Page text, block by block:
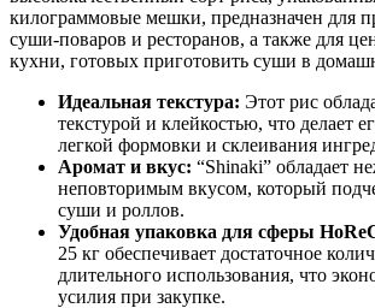
килограммовые мешки, предназначен для
суши-поваров и ресторанов, а также для
кухни, готовых приготовить суши в
Идеальная текстура: Этот рис
текстурой и клейкостью, что делает
легкой формовки и склеивания
Аромат и вкус: “Shinaki” обладает
неповторимым вкусом, который
суши и роллов.
Удобная упаковка для сферы
25 кг обеспечивает достаточное
длительного использования, что
усилия при закупке.